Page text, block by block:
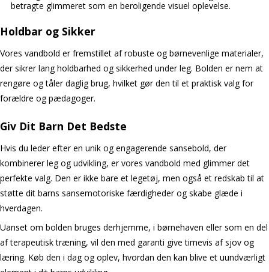
betragte glimmeret som en beroligende visuel oplevelse.
Holdbar og Sikker
Vores vandbold er fremstillet af robuste og børnevenlige materialer,
der sikrer lang holdbarhed og sikkerhed under leg. Bolden er nem at
rengøre og tåler daglig brug, hvilket gør den til et praktisk valg for
forældre og pædagoger.
Giv Dit Barn Det Bedste
Hvis du leder efter en unik og engagerende sansebold, der
kombinerer leg og udvikling, er vores vandbold med glimmer det
perfekte valg. Den er ikke bare et legetøj, men også et redskab til at
støtte dit barns sansemotoriske færdigheder og skabe glæde i
hverdagen.
Uanset om bolden bruges derhjemme, i børnehaven eller som en del
af terapeutisk træning, vil den med garanti give timevis af sjov og
læring. Køb den i dag og oplev, hvordan den kan blive et uundværligt